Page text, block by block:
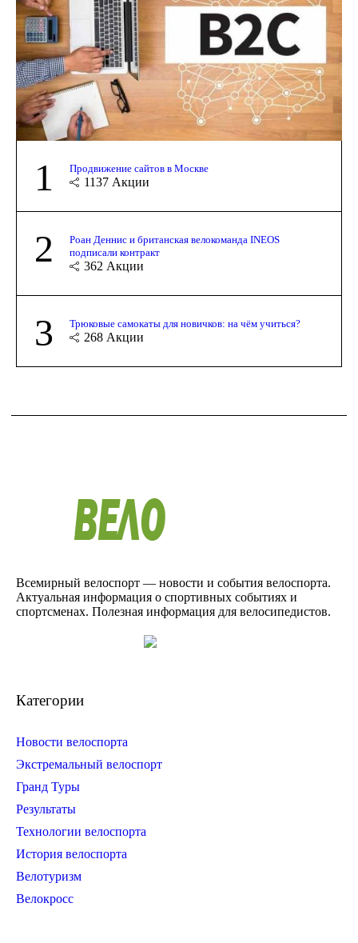
1 Продвижение сайтов в Москве
1137 Акции
2
Роан Деннис и британская велокоманда INEOS
подписали контракт
362 Акции
3 Трюковые самокаты для новичков: на чём учиться?
268 Акции
Всемирный велоспорт — новости и события велоспорта.
Актуальная информация о спортивных событиях и
спортсменах. Полезная информация для велосипедистов.
Категории
Новости велоспорта
Экстремальный велоспорт
Гранд Туры
Результаты
Технологии велоспорта
История велоспорта
Велотуризм
Велокросс